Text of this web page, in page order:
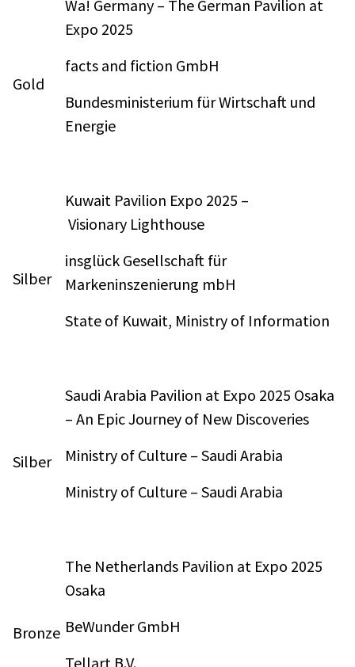
Gold
Wa! Germany – The German Pavilion at
Expo 2025
facts and fiction GmbH
Bundesministerium für Wirtschaft und
Energie
Silber
Kuwait Pavilion Expo 2025 –
Visionary Lighthouse
insglück Gesellschaft für
Markeninszenierung mbH
State of Kuwait, Ministry of Information
Silber
Saudi Arabia Pavilion at Expo 2025 Osaka
– An Epic Journey of New Discoveries
Ministry of Culture – Saudi Arabia
Ministry of Culture – Saudi Arabia
Bronze
The Netherlands Pavilion at Expo 2025
Osaka
BeWunder GmbH
Tellart B.V.